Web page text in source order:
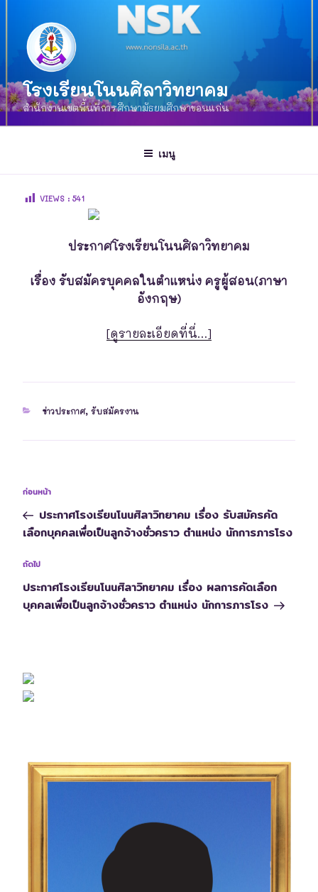
โรงเรียนโนนศิลาวิทยาคม
สำนักงานเขตพื้นที่การศึกษามัธยมศึกษาขอนแก่น
เมนู
VIEWS : 541
ประกาศโรงเรียนโนนศิลาวิทยาคม
เรื่อง รับสมัครบุคคลในตำแหน่ง ครูผู้สอน(ภาษา
อังกฤษ)
[ดูรายละเอียดที่นี่…]
ข่าวประกาศ, รับสมัครงาน
ก่อนหน้า
ประกาศโรงเรียนโนนศิลาวิทยาคม เรื่อง รับสมัครคัด
เลือกบุคคลเพื่อเป็นลูกจ้างชั่วคราว ตําแหน่ง นักการภารโรง
ถัดไป
ประกาศโรงเรียนโนนศิลาวิทยาคม เรื่อง ผลการคัดเลือก
บุคคลเพื่อเป็นลูกจ้างชั่วคราว ตําแหน่ง นักการภารโรง